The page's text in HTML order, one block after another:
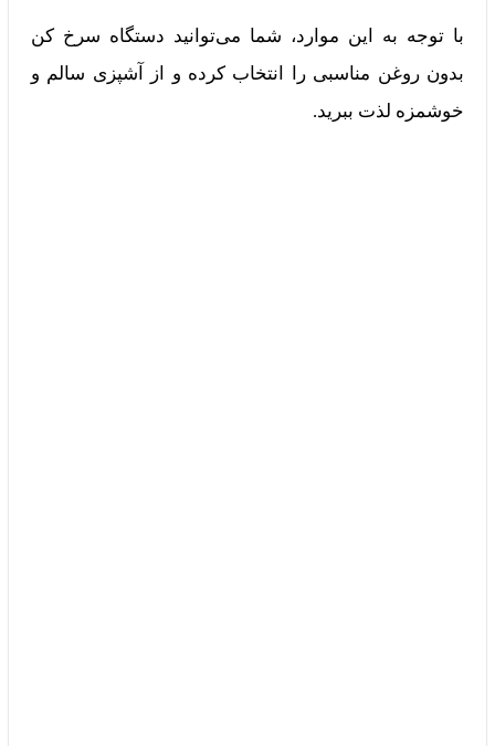
با توجه به این موارد، شما می‌توانید دستگاه سرخ کن
بدون روغن مناسبی را انتخاب کرده و از آشپزی سالم و
خوشمزه لذت ببرید.